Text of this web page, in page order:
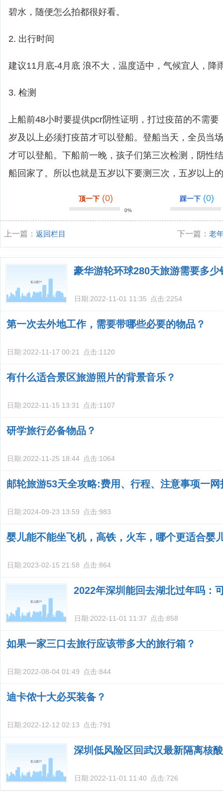
碧水，随便怎么拍都很好看。
2. 出行时间
建议11月底-4月底 浪不大，温度适中，气候宜人，降
3. 检测
上船前48小时要提供pcr阴性证明，打过疫苗的不需要
岁及以上必须打疫苗才可以登船。登船当天，全员当
才可以登船。下船前一晚，孩子们第三次检测，阴性
船回家了。所以也就是五岁以下要测三次，五岁以上
顶一下 (0)
0%
踩一下 (0)
上一篇： 返回栏目 下一篇：老
时需要注意
豪华游轮环球280天旅游需要多少
日期:2022-11-01 11:35 点击:2254
第一次去外地工作，需要带哪些必要的物品？
日期:2022-11-17 00:21 点击:1120
有什么适合景区旅游照片的背景音乐？
日期:2022-11-15 13:31 点击:1107
研学旅行必备物品？
日期:2022-11-25 18:44 点击:1064
邮轮旅游53天全攻略:费用、行程、注意事项一网
日期:2024-09-23 13:59 点击:983
婴儿能不能坐飞机，高铁，火车，哪个更适合婴
日期:2023-02-15 21:58 点击:864
2022年深圳能回去湖北过年吗：
日期:2022-11-01 11:37 点击:858
如果一家三口去旅行应该带多大的旅行箱？
日期:2022-08-04 01:49 点击:844
迪卡侬十大必买装备？
日期:2022-12-12 02:13 点击:791
深圳低风险区回武汉最新隔离核
日期:2022-11-01 11:40 点击:726